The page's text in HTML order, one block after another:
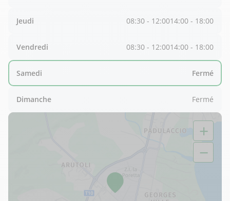
Jeudi 08:30 - 12:0014:00 - 18:00
Vendredi 08:30 - 12:0014:00 - 18:00
Samedi Fermé
Dimanche Fermé
+
−